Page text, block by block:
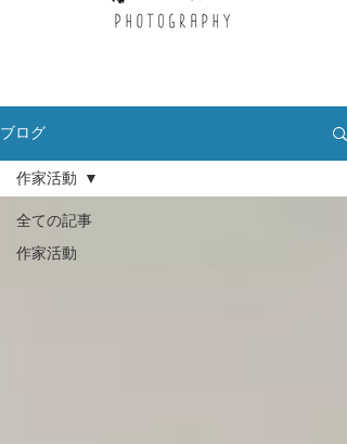
ブログ
全ての記事
作家活動
作家活動